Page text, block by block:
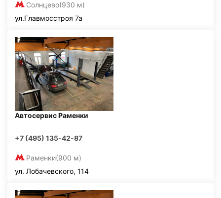
Солнцево(930 м)
ул.Главмосстроя 7а
Автосервис Раменки
+7 (495) 135-42-87
Раменки(900 м)
ул. Лобачевского, 114